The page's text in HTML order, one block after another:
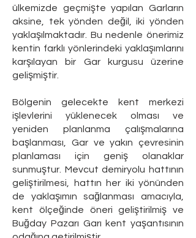
ülkemizde geçmişte yapılan Garların
aksine, tek yönden değil, iki yönden
yaklaşılmaktadır. Bu nedenle önerimiz
kentin farklı yönlerindeki yaklaşımlarını
karşılayan bir Gar kurgusu üzerine
gelişmiştir.
Bölgenin gelecekte kent merkezi
işlevlerini yüklenecek olması ve
yeniden planlanma çalışmalarına
başlanması, Gar ve yakın çevresinin
planlaması için geniş olanaklar
sunmuştur. Mevcut demiryolu hattının
geliştirilmesi, hattın her iki yönünden
de yaklaşımın sağlanması amacıyla,
kent ölçeğinde öneri geliştirilmiş ve
Buğday Pazarı Garı kent yaşantısının